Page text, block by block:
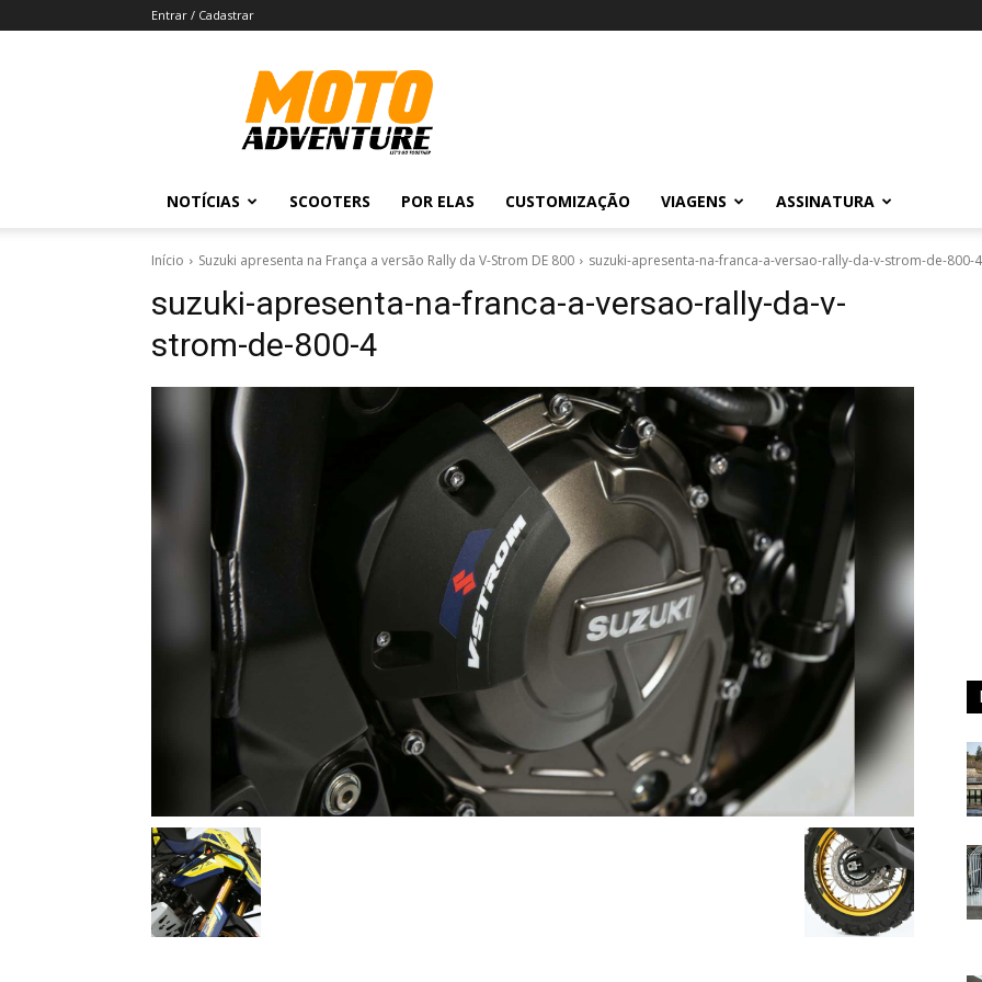
Entrar / Cadastrar
Revista
Moto
Adventure
NOTÍCIAS SCOOTERS POR ELAS CUSTOMIZAÇÃO VIAGENS ASSINATURA
Início Suzuki apresenta na França a versão Rally da V-Strom DE 800 suzuki-apresenta-na-franca-a-versao-rally-da-v-strom-de-800-4
suzuki-apresenta-na-franca-a-versao-rally-da-v-
strom-de-800-4